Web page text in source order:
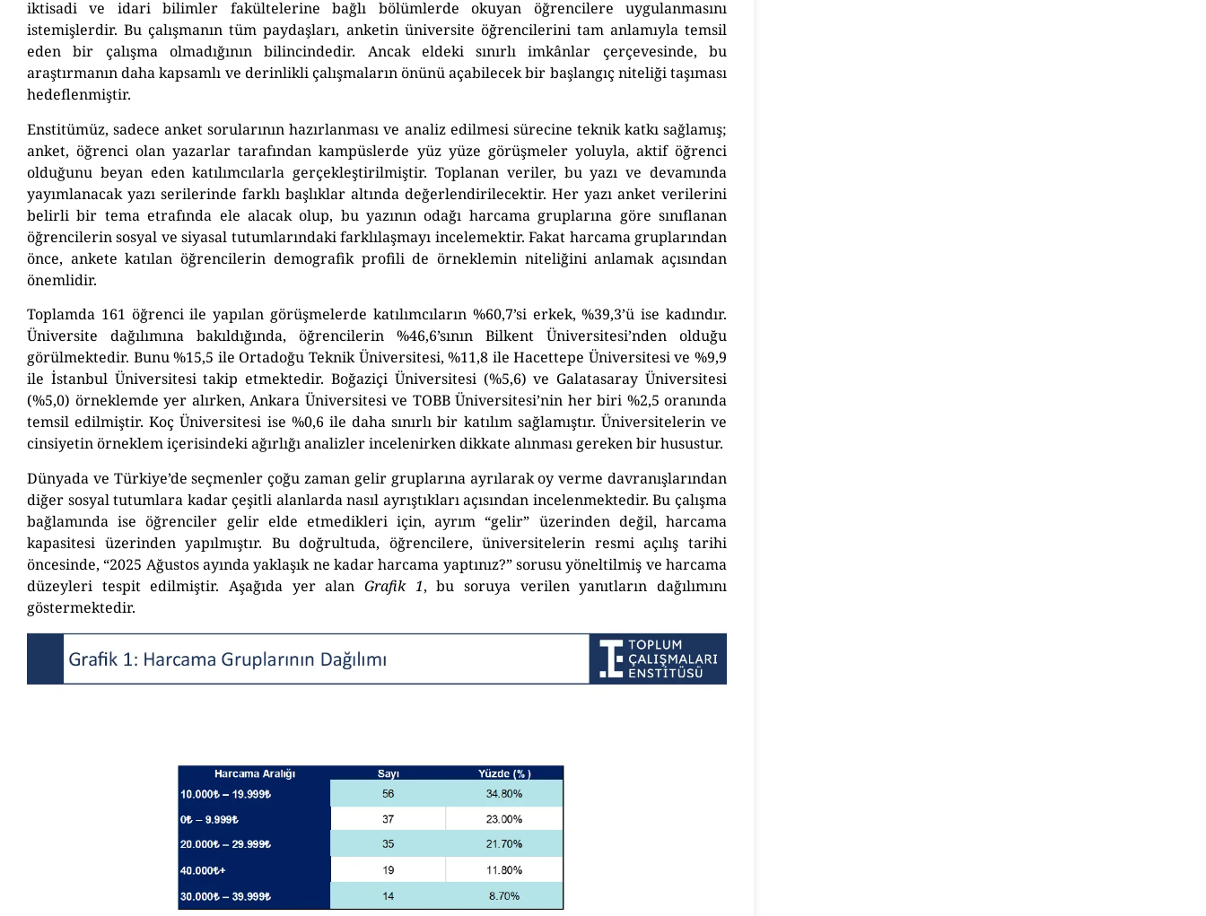
iktisadi ve idari bilimler fakültelerine bağlı bölümlerde okuyan öğrencilere uygulanmasını
istemişlerdir. Bu çalışmanın tüm paydaşları, anketin üniversite öğrencilerini tam anlamıyla temsil
eden bir çalışma olmadığının bilincindedir. Ancak eldeki sınırlı imkânlar çerçevesinde, bu
araştırmanın daha kapsamlı ve derinlikli çalışmaların önünü açabilecek bir başlangıç niteliği taşıması
hedeflenmiştir.
Enstitümüz, sadece anket sorularının hazırlanması ve analiz edilmesi sürecine teknik katkı sağlamış;
anket, öğrenci olan yazarlar tarafından kampüslerde yüz yüze görüşmeler yoluyla, aktif öğrenci
olduğunu beyan eden katılımcılarla gerçekleştirilmiştir. Toplanan veriler, bu yazı ve devamında
yayımlanacak yazı serilerinde farklı başlıklar altında değerlendirilecektir. Her yazı anket verilerini
belirli bir tema etrafında ele alacak olup, bu yazının odağı harcama gruplarına göre sınıflanan
öğrencilerin sosyal ve siyasal tutumlarındaki farklılaşmayı incelemektir. Fakat harcama gruplarından
önce, ankete katılan öğrencilerin demografik profili de örneklemin niteliğini anlamak açısından
önemlidir.
Toplamda 161 öğrenci ile yapılan görüşmelerde katılımcıların %60,7’si erkek, %39,3’ü ise kadındır.
Üniversite dağılımına bakıldığında, öğrencilerin %46,6’sının Bilkent Üniversitesi’nden olduğu
görülmektedir. Bunu %15,5 ile Ortadoğu Teknik Üniversitesi, %11,8 ile Hacettepe Üniversitesi ve %9,9
ile İstanbul Üniversitesi takip etmektedir. Boğaziçi Üniversitesi (%5,6) ve Galatasaray Üniversitesi
(%5,0) örneklemde yer alırken, Ankara Üniversitesi ve TOBB Üniversitesi’nin her biri %2,5 oranında
temsil edilmiştir. Koç Üniversitesi ise %0,6 ile daha sınırlı bir katılım sağlamıştır. Üniversitelerin ve
cinsiyetin örneklem içerisindeki ağırlığı analizler incelenirken dikkate alınması gereken bir husustur.
Dünyada ve Türkiye’de seçmenler çoğu zaman gelir gruplarına ayrılarak oy verme davranışlarından
diğer sosyal tutumlara kadar çeşitli alanlarda nasıl ayrıştıkları açısından incelenmektedir. Bu çalışma
bağlamında ise öğrenciler gelir elde etmedikleri için, ayrım “gelir” üzerinden değil, harcama
kapasitesi üzerinden yapılmıştır. Bu doğrultuda, öğrencilere, üniversitelerin resmi açılış tarihi
öncesinde, “2025 Ağustos ayında yaklaşık ne kadar harcama yaptınız?” sorusu yöneltilmiş ve harcama
düzeyleri tespit edilmiştir. Aşağıda yer alan Grafik 1, bu soruya verilen yanıtların dağılımını
göstermektedir.